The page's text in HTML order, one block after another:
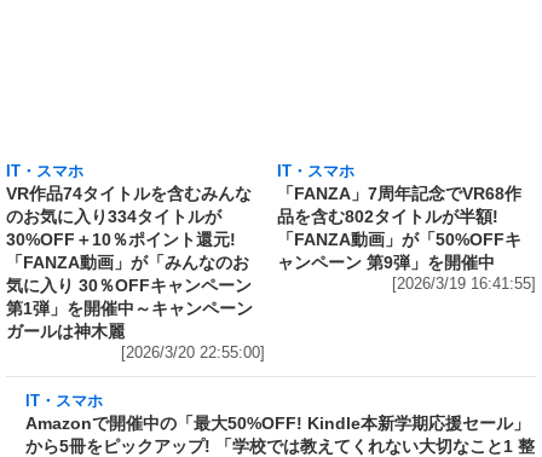
気に入り 30％OFFキャンペーン
第1弾」を開催中～キャンペーン
ガールは神木麗
[2026/3/20 22:55:00]
IT・スマホ
Amazonで開催中の「最大50%OFF! Kindle本
「学校では教えてくれない大切なこと1 整理整
頓」は44%OFF、「孤独のグルメ[新装版]
[2026/3/19 15:16:06]